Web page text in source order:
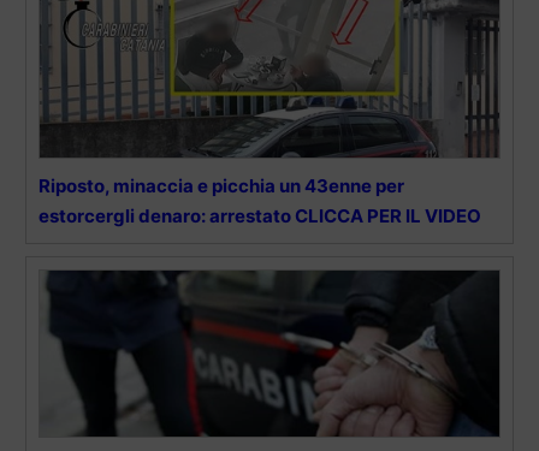
Riposto, minaccia e picchia un 43enne per
estorcergli denaro: arrestato CLICCA PER IL VIDEO